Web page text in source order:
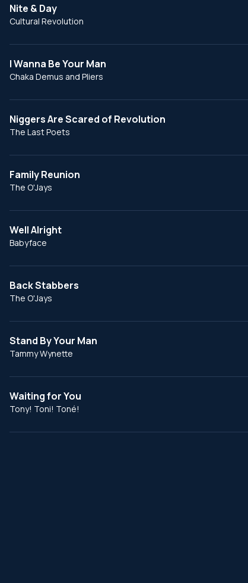
Nite & Day
Cultural Revolution
I Wanna Be Your Man
Chaka Demus and Pliers
Niggers Are Scared of Revolution
The Last Poets
Family Reunion
The O'Jays
Well Alright
Babyface
Back Stabbers
The O'Jays
Stand By Your Man
Tammy Wynette
Waiting for You
Tony! Toni! Toné!